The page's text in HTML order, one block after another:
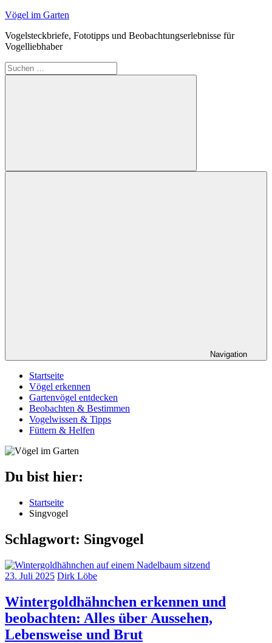
Zum
springen
Vögel im Garten
Vogelsteckbriefe, Fototipps und Beobachtungserlebnisse für
Vogelliebhaber
Suchen
nach:
Suchen
Navigation
Startseite
Vögel erkennen
Gartenvögel entdecken
Beobachten & Bestimmen
Vogelwissen & Tipps
Füttern & Helfen
Du bist hier:
Startseite
Singvogel
Schlagwort: Singvogel
23. Juli 2025 Dirk Löbe
Wintergoldhähnchen erkennen und
beobachten: Alles über Aussehen,
Lebensweise und Brut